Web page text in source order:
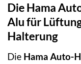
Die Hama
Alu für
Halterung
Die Hama Auto-